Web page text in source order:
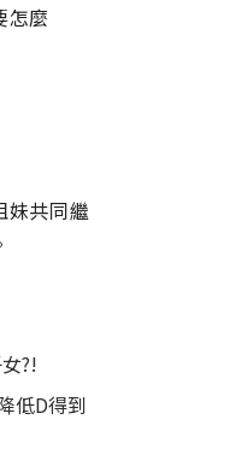
怎麼
妹共同繼
?!
低D得到